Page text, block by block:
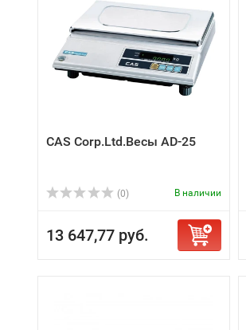
CAS Corp.Ltd.Весы AD-25
(0) В наличии
13 647,77 руб.